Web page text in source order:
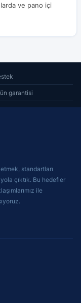
ve pano içi
garantisi
standartları
çıktık. Bu hedefler
ile